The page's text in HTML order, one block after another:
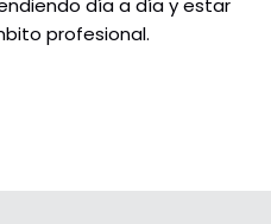
día a día y estar
profesional.